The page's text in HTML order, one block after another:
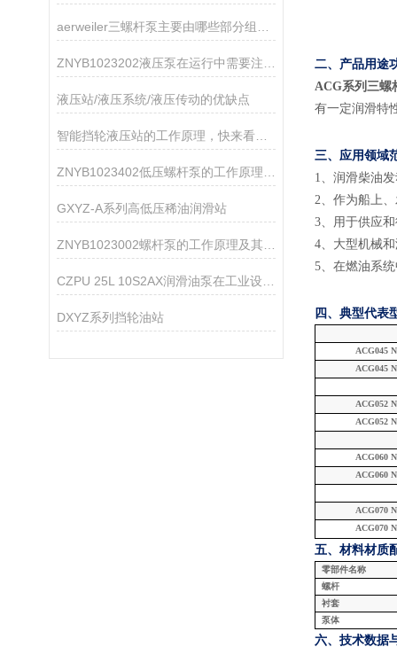
液压站/液压系统/液压传动的优缺点
智能挡轮液压站的工作原理，快来看看吧
GXYZ-A系列高低压稀油润滑站
DXYZ系列挡轮油站
二、产品用途
ACG系列三螺
有一定润滑特
三、应用领域
1、 润滑柴油
2、 作为船上
3、 用于供应
4、 大型机械
5、 在燃油系
四、典型代表
ACG045
ACG045
ACG052
ACG052
ACG060
ACG060
ACG070
ACG070
五、材料材质
零部件名称
螺杆
衬套
泵体
六、技术数据